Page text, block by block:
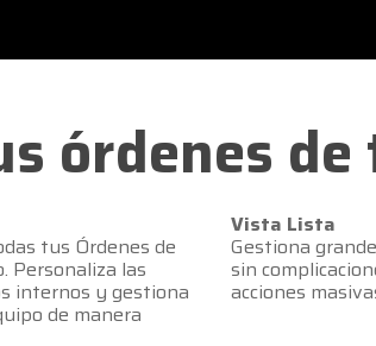
órdenes
tus Órdenes de
Personaliza las
internos y gestiona
de manera
Vista Lista
Gestiona
sin
acciones